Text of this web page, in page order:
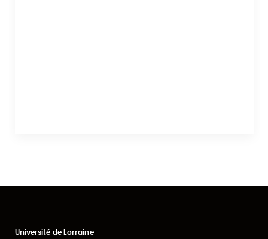
Université de Lorraine